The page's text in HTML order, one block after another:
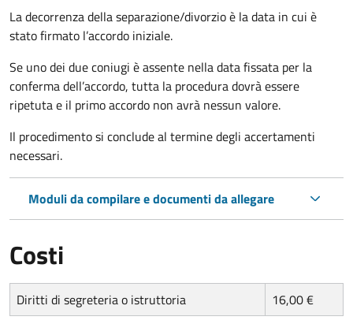
La decorrenza della separazione/divorzio è la data in cui è
stato firmato l’accordo iniziale.
Se uno dei due coniugi è assente nella data fissata per la
conferma dell’accordo, tutta la procedura dovrà essere
ripetuta e il primo accordo non avrà nessun valore.
Il procedimento si conclude al termine degli accertamenti
necessari.
Moduli da compilare e documenti da allegare
Costi
Diritti di segreteria o istruttoria 16,00 €